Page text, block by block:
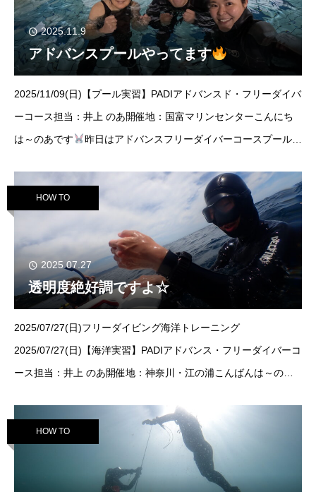
2025.11.9
アドバンスプールやってます
2025/11/09(日)【プール実習】PADIアドバンスド・フリーダイバ
ーコース担当：井上 のあ開催地：国富マリンセンターこんにち
は～のあです
昨日はアドバンスフリーダイバーコースプールへ
コースは勿論合格基準も
HOW TO
2025.07.27
透明度絶好調ですよ☆
2025/07/27(日)フリーダイビング海洋トレーニング
2025/07/27(日)【海洋実習】PADIアドバンス・フリーダイバーコ
ース担当：井上 のあ開催地：神奈川・江の浦こんばんは～のあ
あるのをうまい具合によ
HOW TO